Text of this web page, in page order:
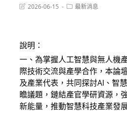
Post2026-06-15
Post最新消息
說明：
一、為掌握人工智慧與無人機
際技術交流與產學合作，本論
及產業代表，共同探討AI、智
瞻議題，鏈結產官學研資源，
新能量，推動智慧科技產業發